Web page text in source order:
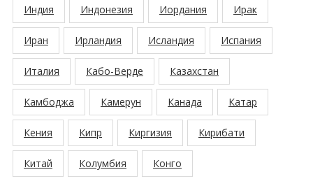
Индия Индонезия Иордания Ирак
Иран Ирландия Исландия Испания
Италия Кабо-Верде Казахстан
Камбоджа Камерун Канада Катар
Кения Кипр Киргизия Кирибати
Китай Колумбия Конго